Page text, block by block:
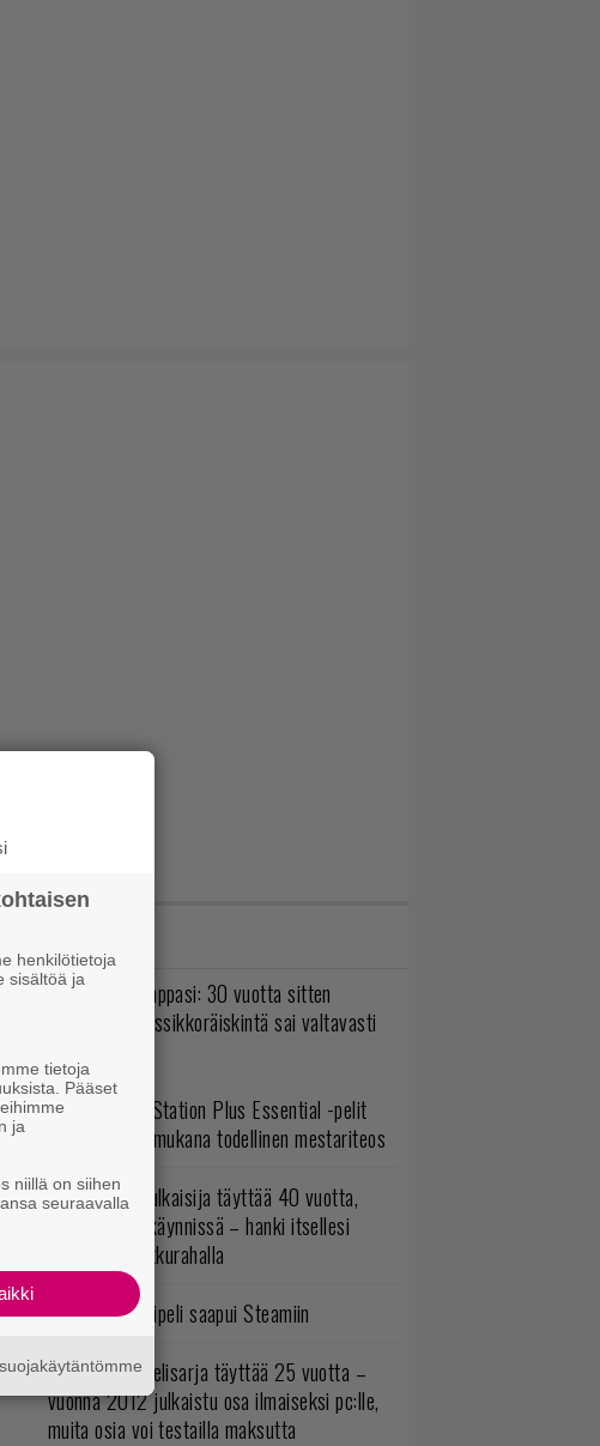
No johan pomppasi: 30 vuotta sitten
ilmestynyt klassikkoräiskintä sai valtavasti
Elokuun PlayStation Plus Essential -pelit
ilmestyivät – mukana todellinen mestariteos
Rakastettu julkaisija täyttää 40 vuotta,
valtavat alet käynnissä – hanki itsellesi
klassikoita pikkurahalla
Ubisoftin hittipeli saapui Steamiin
Rakastettu pelisarja täyttää 25 vuotta –
vuonna 2012 julkaistu osa ilmaiseksi pc:lle,
muita osia voi testailla maksutta
henkilötietoja
sisältöä ja
tietoja
Pääset
ja
niillä on siihen
seuraavalla